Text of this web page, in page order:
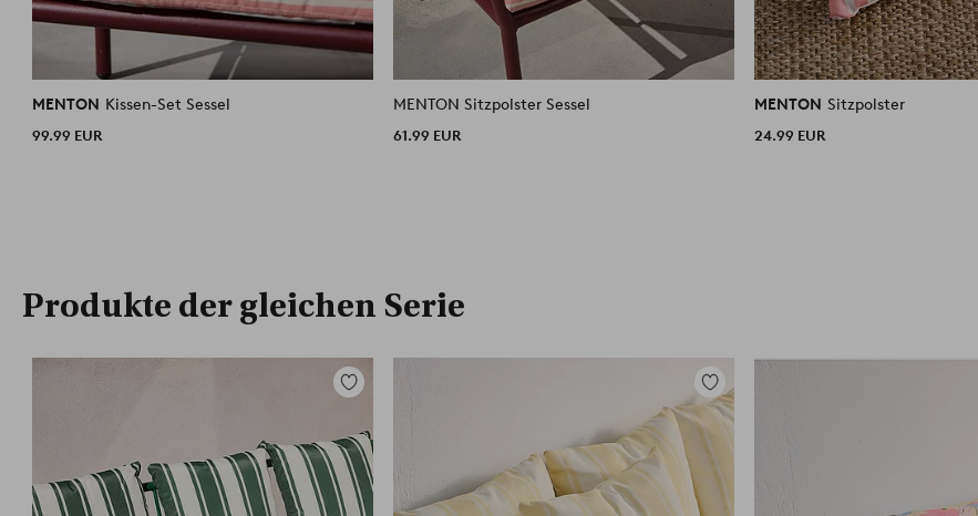
MENTON Kissen-Set Sessel
99.99 EUR
MENTON Sitzpolster Sessel
61.99 EUR
MENTON Sitzpolster
24.99 EUR
Produkte der gleichen Serie
Zu
Zu
Favoriten
hinzufügen